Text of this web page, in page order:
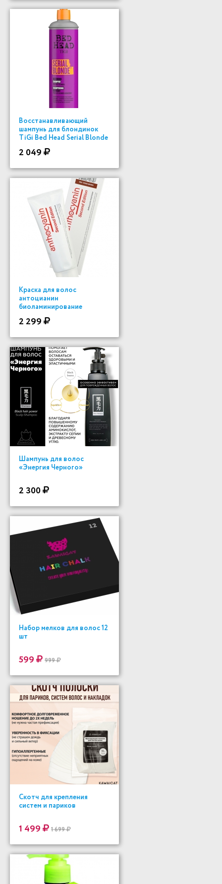
Восстанавливающий
шампунь для блондинок
TiGi Bed Head Serial Blonde
2 049
Краска для волос
антоцианин
биоламинирование
2 299
Шампунь для волос
«Энергия Черного»
2 300
Набор мелков для волос 12
шт
599 999
Скотч для крепления
систем и париков
1 499 1 699